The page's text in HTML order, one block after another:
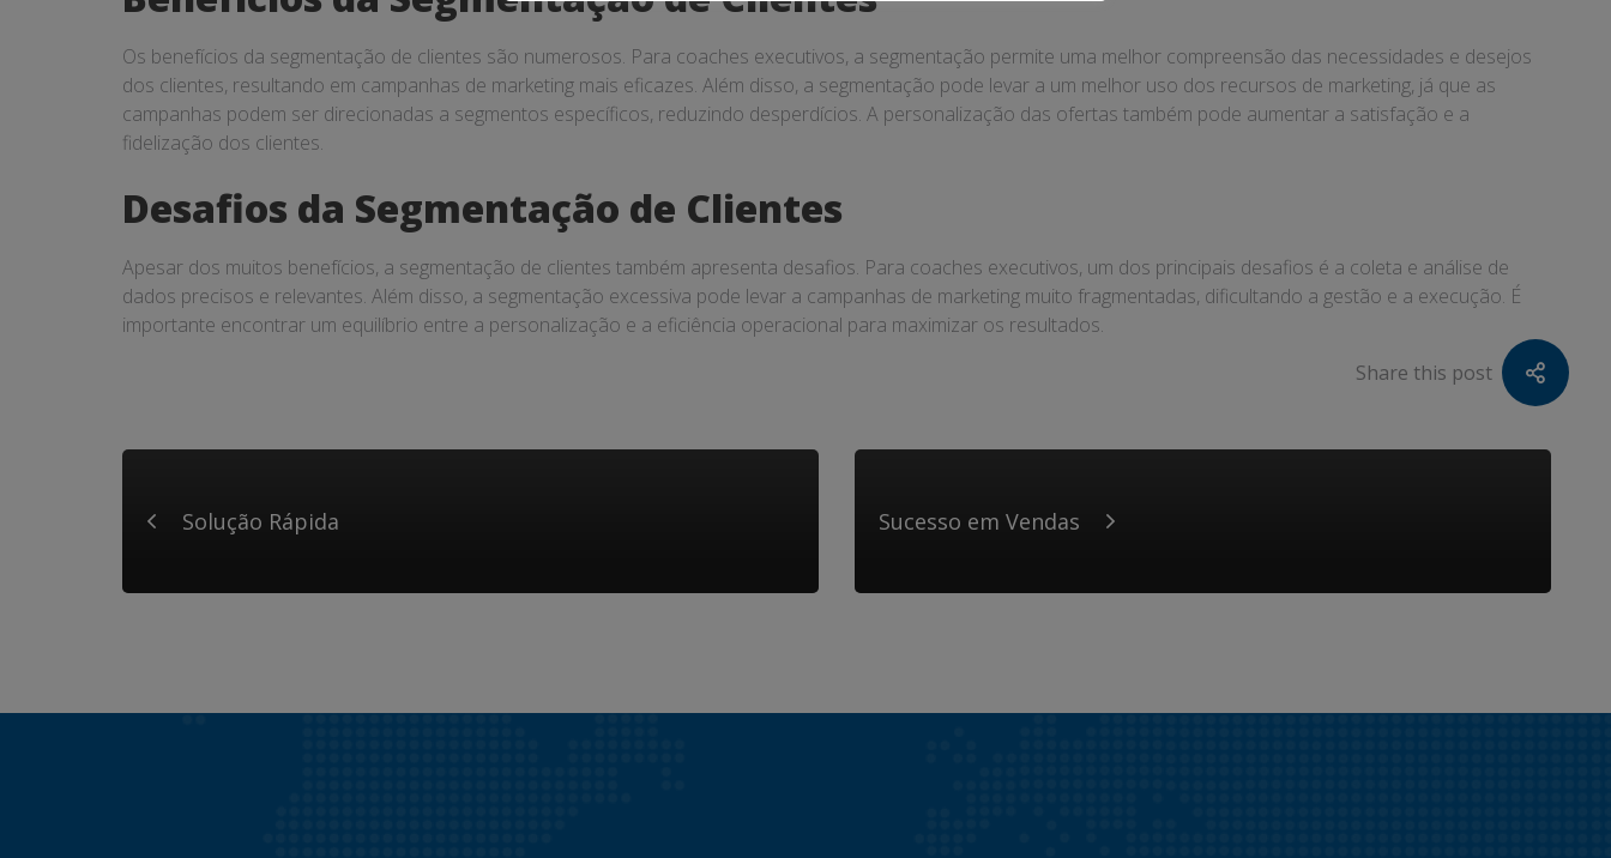
Os benefícios da segmentação de clientes são numerosos. Para coaches executivos, a segmentação permite uma melhor compreensão das necessidades e desejos
dos clientes, resultando em campanhas de marketing mais eficazes. Além disso, a segmentação pode levar a um melhor uso dos recursos de marketing, já que as
campanhas podem ser direcionadas a segmentos específicos, reduzindo desperdícios. A personalização das ofertas também pode aumentar a satisfação e a
fidelização dos clientes.
Desafios da Segmentação de Clientes
Apesar dos muitos benefícios, a segmentação de clientes também apresenta desafios. Para coaches executivos, um dos principais desafios é a coleta e análise de
dados precisos e relevantes. Além disso, a segmentação excessiva pode levar a campanhas de marketing muito fragmentadas, dificultando a gestão e a execução. É
importante encontrar um equilíbrio entre a personalização e a eficiência operacional para maximizar os resultados.
Share this post
Solução Rápida Sucesso em Vendas